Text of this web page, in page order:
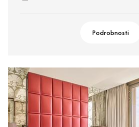
Podrobnosti